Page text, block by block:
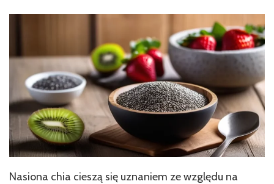
Nasiona chia cieszą się uznaniem ze względu na